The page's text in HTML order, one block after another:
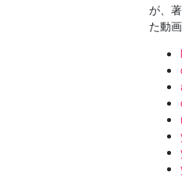
が、
た動